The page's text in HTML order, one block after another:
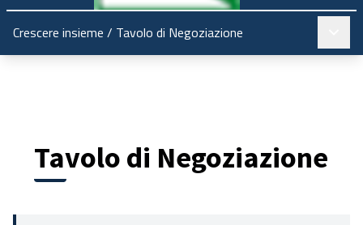
Crescere insieme / Tavolo di Negoziazione
Tavolo di Negoziazione